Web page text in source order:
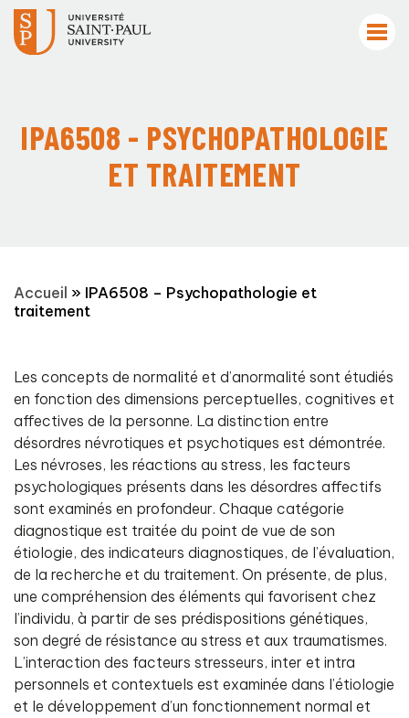
IPA6508 - PSYCHOPATHOLOGIE
ET TRAITEMENT
Accueil » IPA6508 – Psychopathologie et
traitement
Les concepts de normalité et d’anormalité sont étudiés
en fonction des dimensions perceptuelles, cognitives et
affectives de la personne. La distinction entre
désordres névrotiques et psychotiques est démontrée.
Les névroses, les réactions au stress, les facteurs
psychologiques présents dans les désordres affectifs
sont examinés en profondeur. Chaque catégorie
diagnostique est traitée du point de vue de son
étiologie, des indicateurs diagnostiques, de l’évaluation,
de la recherche et du traitement. On présente, de plus,
une compréhension des éléments qui favorisent chez
l’individu, à partir de ses prédispositions génétiques,
son degré de résistance au stress et aux traumatismes.
L’interaction des facteurs stresseurs, inter et intra
personnels et contextuels est examinée dans l’étiologie
et le développement d’un fonctionnement normal et